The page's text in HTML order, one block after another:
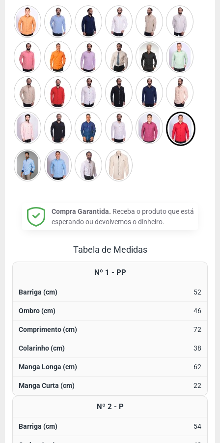
Compra Garantida. Receba o produto que está
esperando ou devolvemos o dinheiro.
Tabela de Medidas
Nº 1 - PP
52
46
72
38
62
22
Nº 2 - P
54